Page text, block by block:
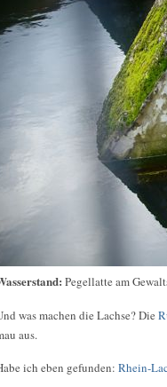
Pegellatte am
was machen die Lachse? Die
aus.
ich eben gefunden: Rhein-